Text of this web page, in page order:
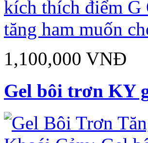
1,100,000 VNĐ
Gel bôi trơn KY